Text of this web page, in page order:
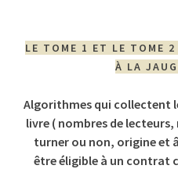
LE TOME 1 ET LE TOME
À LA
Algorithmes qui collectent
livre ( nombres de
turner ou non, origine et
être éligible à un contrat